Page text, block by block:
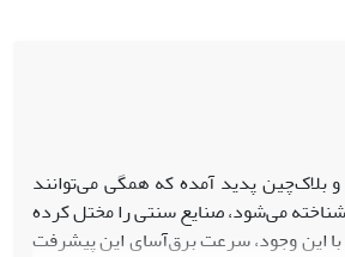
و بلاک‌چین پدید آمده که همگی می‌توانند
سنتی ایجاد و گسترش کسب‌و‌کار را متحول کنند. این مرحله‌ی دگرگون کننده که به عنوان کارآفرینی وب 3 شناخته می‌شود، صنایع سنتی را مختل کرده
این وجود، سرعت برق‌آسای این پیشرفت